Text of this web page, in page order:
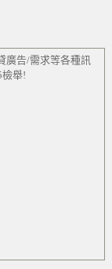
廣告/需求等各種訊
舉!